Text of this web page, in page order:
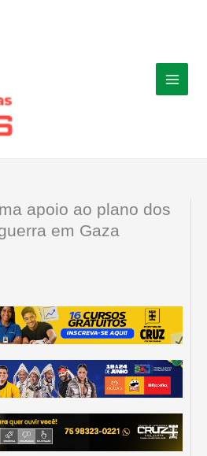
apoio ao plano dos
em Gaza